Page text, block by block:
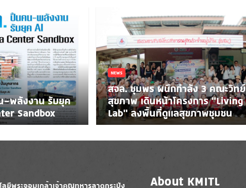
-พลังงาน รับยุค
Sandbox
NEWS
สจล. ชุมพร ผนึกกำลัง 3 คณะวิทย์
สุขภาพ เดินหน้าโครงการ “Living
Lab” ลงพื้นที่ดูแลสุขภาพชุมชน
About KMITL